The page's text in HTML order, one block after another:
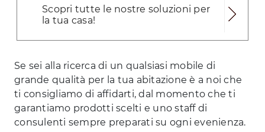
Scopri tutte le nostre soluzioni per
la tua casa!
Se sei alla ricerca di un qualsiasi mobile di
grande qualità per la tua abitazione è a noi che
ti consigliamo di affidarti, dal momento che ti
garantiamo prodotti scelti e uno staff di
consulenti sempre preparati su ogni evenienza.